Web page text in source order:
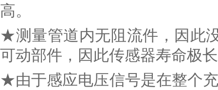
高。
★测量管道内无阻流件，因此
可动部件，因此传感器寿命极
★由于感应电压信号是在整个